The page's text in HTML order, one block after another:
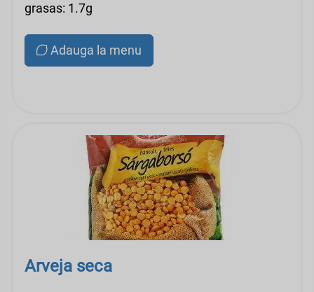
grasas: 1.7g
Adauga la menu
Arveja seca